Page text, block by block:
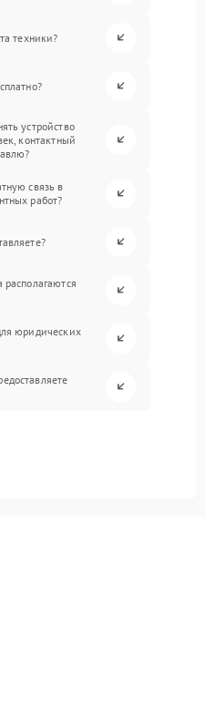
техники?
устройство
контактный
связь в
работ?
юридических